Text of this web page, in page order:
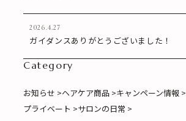
2026.4.27
ガイダンスありがとうございました！
Category
お知らせ >ヘアケア商品 >キャンペーン情報 >
プライベート >サロンの日常 >